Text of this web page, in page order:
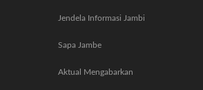
Jendela Informasi Jambi
Sapa Jambe
Aktual Mengabarkan